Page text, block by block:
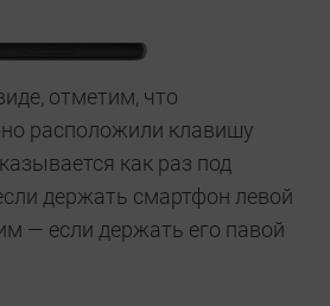
отметим, что
расположили клавишу
как раз под
держать смартфон левой
— если держать его павой